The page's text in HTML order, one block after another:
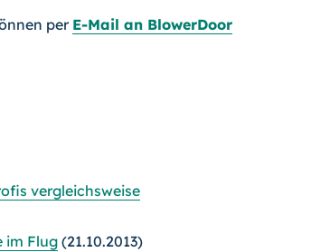
per E-Mail an BlowerDoor
vergleichsweise
im Flug (21.10.2013)